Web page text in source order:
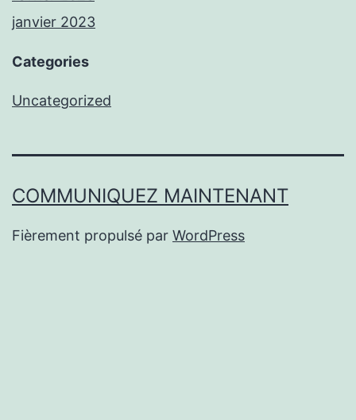
janvier 2023
Categories
Uncategorized
COMMUNIQUEZ MAINTENANT
Fièrement propulsé par WordPress